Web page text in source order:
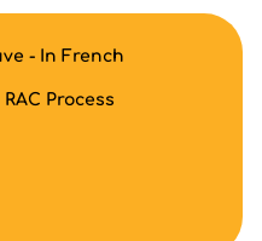
- In French
Process